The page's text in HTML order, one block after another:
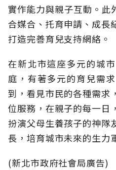
實作能力與親子互動。
合媒合、托育申請、成長
打造完善育兒支持網絡。
在新北市這座多元的城
庭，有著多元的育兒需
到，看見市民的各種需求
位服務，在親子的每一日
扮演父母生養孩子的神隊
長，培育城市未來的生力
(新北市政府社會局廣告)